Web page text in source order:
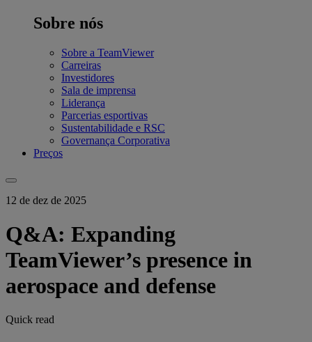
Sobre nós
Sobre a TeamViewer
Carreiras
Investidores
Sala de imprensa
Liderança
Parcerias esportivas
Sustentabilidade e RSC
Governança Corporativa
Preços
12 de dez de 2025
Q&A: Expanding
TeamViewer’s presence in
aerospace and defense
Quick read